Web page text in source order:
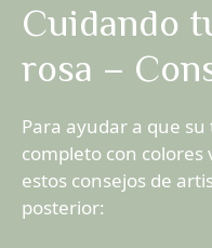
Cuidando
rosa –
Para ayudar a que
completo con colores
estos consejos de
posterior: